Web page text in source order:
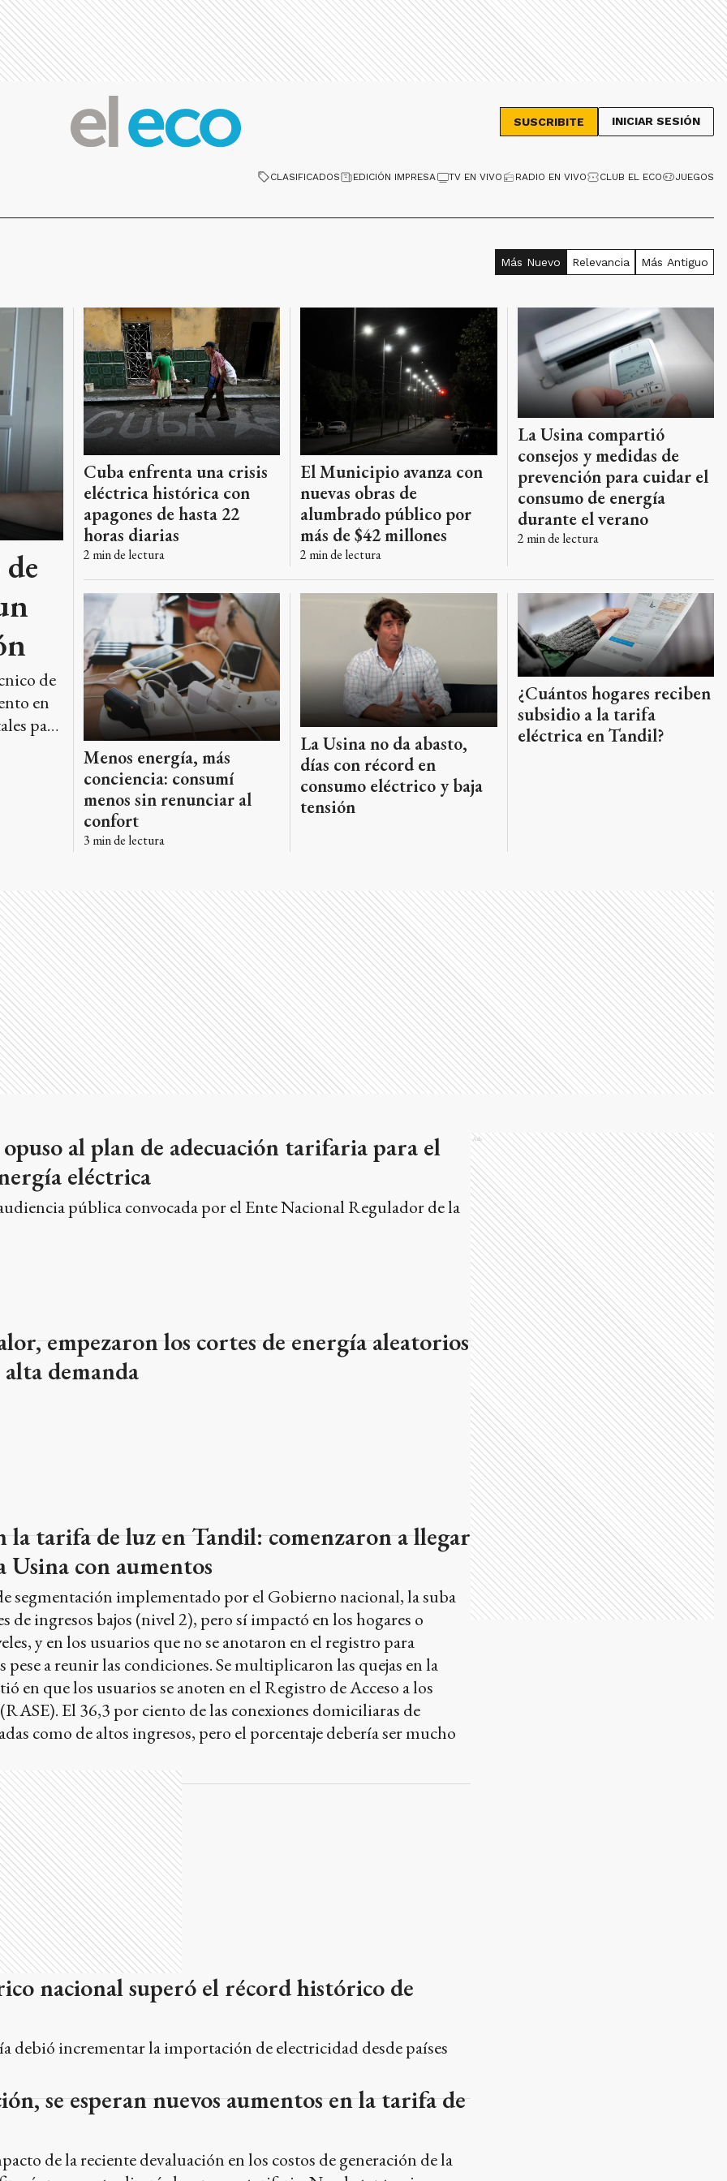
SUSCRIBITE INICIAR SESIÓN
CLASIFICADOS EDICIÓN IMPRESA TV EN VIVO RADIO EN VIVO CLUB EL ECO JUEGOS
Más Nuevo Relevancia Más Antiguo
de
en
para
Cuba enfrenta una crisis
eléctrica histórica con
apagones de hasta 22
horas diarias
2 min de lectura
El Municipio avanza con
nuevas obras de
alumbrado público por
más de $42 millones
2 min de lectura
La Usina compartió
consejos y medidas de
prevención para cuidar el
consumo de energía
durante el verano
2 min de lectura
Menos energía, más
conciencia: consumí
menos sin renunciar al
confort
3 min de lectura
La Usina no da abasto,
días con récord en
consumo eléctrico y baja
tensión
¿Cuántos hogares reciben
subsidio a la tarifa
eléctrica en Tandil?
al plan de adecuación tarifaria para el
eléctrica
pública convocada por el Ente Nacional Regulador de la
segmentación implementado por el Gobierno nacional, la suba
de ingresos bajos (nivel 2), pero sí impactó en los hogares o
y en los usuarios que no se anotaron en el registro para
a reunir las condiciones. Se multiplicaron las quejas en la
en que los usuarios se anoten en el Registro de Acceso a los
El 36,3 por ciento de las conexiones domiciliaras de
como de altos ingresos, pero el porcentaje debería ser mucho
nacional superó el récord histórico de
debió incrementar la importación de electricidad desde países
se esperan nuevos aumentos en la tarifa de
de la reciente devaluación en los costos de generación de la
que se actualizará el esquema tarifario. No obstante, sigue
a los Subsidios a la Energía y se mantendrá la subvención
medios y bajos ingresos. Desde la Usina indicaron que sólo el 17
Ads